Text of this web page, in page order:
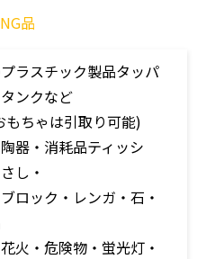
品
ラスチック製品タッパ
ンクなど
ちゃは引取り可能)
器・消耗品ティッシ
し・
ロック・レンガ・石・
火・危険物・蛍光灯・